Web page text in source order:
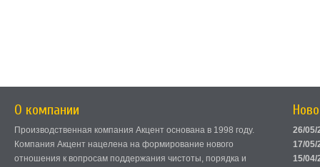
О компании
Производственная компания Акцент основана в 1998 году.
Компания Акцент нацелена на формирование нового
отношения к вопросам поддержания чистоты, порядка и
26/05/
17/05/
15/04/